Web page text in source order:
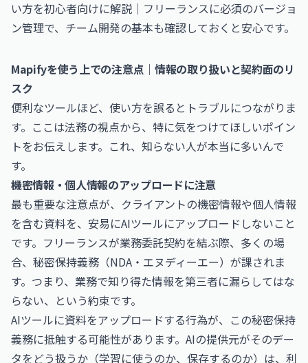
い方を初心者向けに解説｜フリーランスに必須のバージョ
ン管理で、チーム開発の基本も確認しておくと安心です。
Mapifyを使う上での注意点｜情報の取り扱いと契約面のリ
スク
便利なツールほど、使い方を誤るとトラブルにつながりま
す。ここは法務の視点から、特に気をつけてほしいポイン
トをお伝えします。これ、知らない人が本当に多いんで
す。
機密情報・個人情報のアップロードに注意
最も重要な注意点が、クライアントの機密情報や個人情報
を含む資料を、安易にAIツールにアップロードしないこと
です。フリーランスが業務委託契約を結ぶ際、多くの場
合、秘密保持義務（NDA・エヌディーエー）が課されま
す。つまり、業務で知り得た情報を第三者に漏らしてはな
らない、という約束です。
AIツールに資料をアップロードする行為が、この秘密保持
義務に抵触する可能性があります。AIの提供元がそのデー
タをどう扱うか（学習に使うのか、保存するのか）は、利